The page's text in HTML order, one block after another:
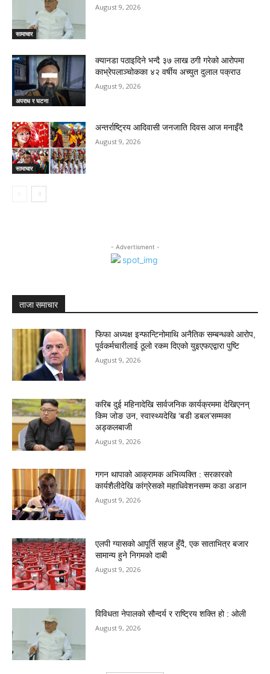
सामाचार
August 9, 2026
अपराध र घटना
क्यानडा पठाइदिने भन्दै ३७ लाख ठगी गरेको आरोपमा
काभ्रेपलाञ्चोकका ४२ वर्षीय अच्युत दुलाल पक्राउ
August 9, 2026
सामाचार
अन्तर्राष्ट्रिय आदिवासी जनजाति दिवस आज मनाइँदै
August 9, 2026
- Advertisment -
ताजा समाचार
फिफा अध्यक्ष इन्फान्टिनोमाथि अनैतिक सम्बन्धको आरोप,
पूर्वकर्मचारीलाई ठूलो रकम दिएको युइएफएद्वारा पुष्टि
August 9, 2026
करिब दुई महिनादेखि सार्वजनिक कार्यक्रममा देखिएनन्
किम जोङ उन, स्वास्थ्यदेखि ‘बडी डबल’सम्मका
अड्कलबाजी
August 9, 2026
गगन थापाको आक्रामक अभिव्यक्ति : सरकारको
कार्यशैलीदेखि कांग्रेसको महाधिवेशनसम्म कडा अडान
August 9, 2026
एलपी ग्यासको आपूर्ति सहज हुँदै, एक साताभित्र बजार
सामान्य हुने निगमको दाबी
August 9, 2026
विविधता नेपालको सौन्दर्य र राष्ट्रिय शक्ति हो : ओली
August 9, 2026